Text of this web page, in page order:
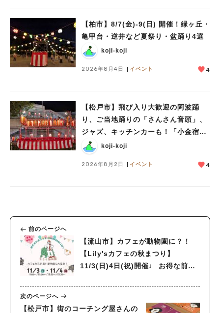
【柏市】8/7(金)‐9(日) 開催！緑ヶ丘・
亀甲台・逆井など夏祭り・盆踊り4選
koji-koji
2026年8月4日 イベント 4
【松戸市】飛び入り大歓迎の阿波踊
り、ご当地踊りの「さんさん音頭」、
ジャズ、キッチンカーも！「小金宿ま
つり」8/28-30開催！
koji-koji
2026年8月2日 イベント 4
前のページへ
【流山市】カフェが動物園に？！
【Lily′sカフェの秋まつり】
11/3(日)4日(祝)開催♩ お得な前売
次のページへ
【松戸市】街のコーチング屋さんの